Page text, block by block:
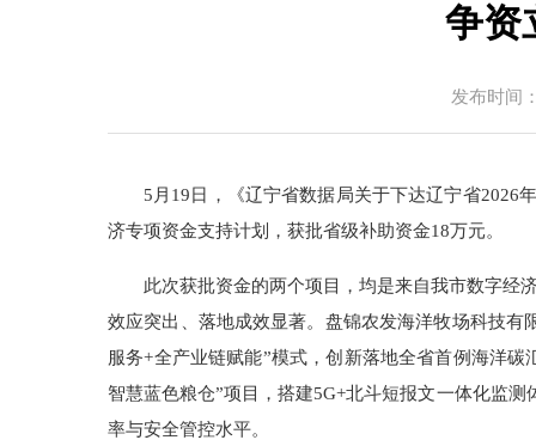
争资
发布时间
5月19日，《辽宁省数据局关于下达辽宁省2026
济专项资金支持计划，获批省级补助资金18万元。
此次获批资金的两个项目，均是来自我市数字经
效应突出、落地成效显著。盘锦农发海洋牧场科技有
服务+全产业链赋能”模式，创新落地全省首例海洋
智慧蓝色粮仓”项目，搭建5G+北斗短报文一体化监
率与安全管控水平。